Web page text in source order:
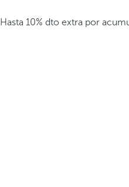
Hasta 10% dto extra por